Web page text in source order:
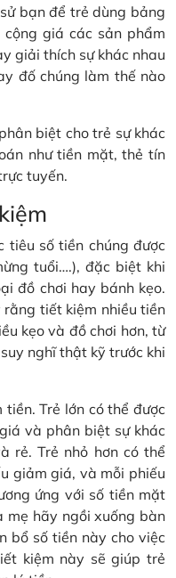
bạn để trẻ dùng bảng
giá các sản phẩm
giải thích sự khác nhau
đố chúng làm thế nào
biệt cho trẻ sự khác
như tiền mặt, thẻ tín
tuyến.
tiêu số tiền chúng được
tuổi….), đặc biệt khi
đồ chơi hay bánh kẹo.
tiết kiệm nhiều tiền
kẹo và đồ chơi hơn, từ
nghĩ thật kỹ trước khi
Trẻ lớn có thể được
và phân biệt sự khác
rẻ. Trẻ nhỏ hơn có thể
giảm giá, và mỗi phiếu
ứng với số tiền mặt
mẹ hãy ngồi xuống bàn
bổ số tiền này cho việc
kiệm này sẽ giúp trẻ